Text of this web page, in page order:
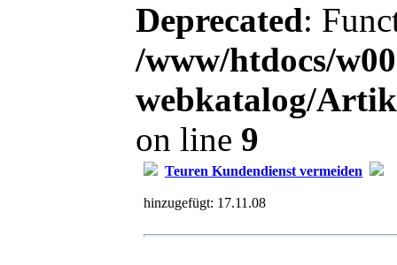
Deprecated:
/www/htdocs/
webkatalog/
on line 9
Teuren Kundendienst vermeiden
hinzugefügt: 17.11.08